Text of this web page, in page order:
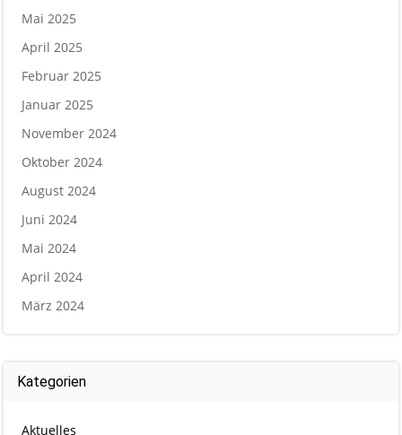
Mai 2025
April 2025
Februar 2025
Januar 2025
November 2024
Oktober 2024
August 2024
Juni 2024
Mai 2024
April 2024
März 2024
Kategorien
Aktuelles